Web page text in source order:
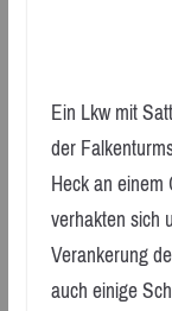
Ein Lkw mit
der
Heck an
verhakten sich
Verankerung
auch einige